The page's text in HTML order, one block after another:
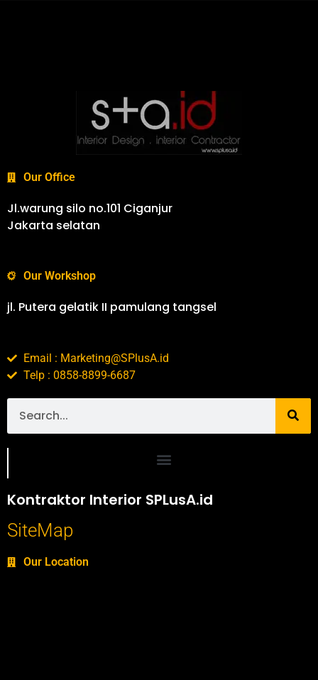
Our Office
Jl.warung silo no.101 Ciganjur
Jakarta selatan
Our Workshop
jl. Putera gelatik II pamulang tangsel
Email : Marketing@SPlusA.id
Telp : 0858-8899-6687
Kontraktor Interior SPLusA.id
SiteMap
Our Location